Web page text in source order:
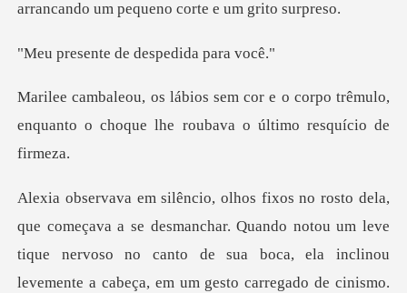
e de despedi
o corpo trêmulo,
enquanto o choque lhe
har. Quando notou um leve
tique nervoso no canto de sua boca, ela inclinou
levemen